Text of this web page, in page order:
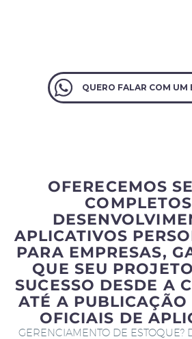
QUERO FALAR COM UM
OFERECEMOS
APLICATIVOS
PARA EMPRESAS,
QUE SEU
SUCESSO DESDE A
ATÉ A PUBLICAÇÃO
OFICIAIS DE
GERENCIAMENTO DE ESTOQUE?